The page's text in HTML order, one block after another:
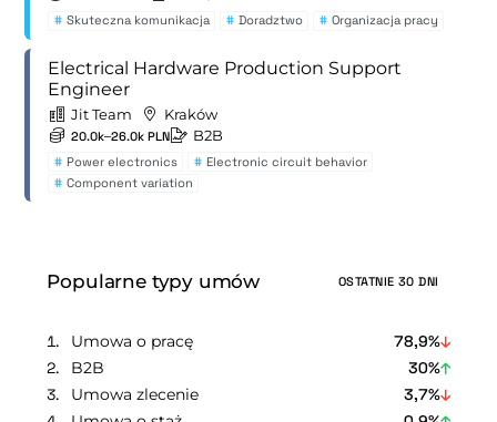
# Skuteczna komunikacja # Doradztwo # Organizacja pracy
Electrical Hardware Production Support
Engineer
Jit Team Kraków
20.0k–26.0k PLN B2B
# Power electronics # Electronic circuit behavior
# Component variation
Popularne typy umów OSTATNIE 30 DNI
Umowa o pracę
78,9%
B2B
30%
Umowa zlecenie
3,7%